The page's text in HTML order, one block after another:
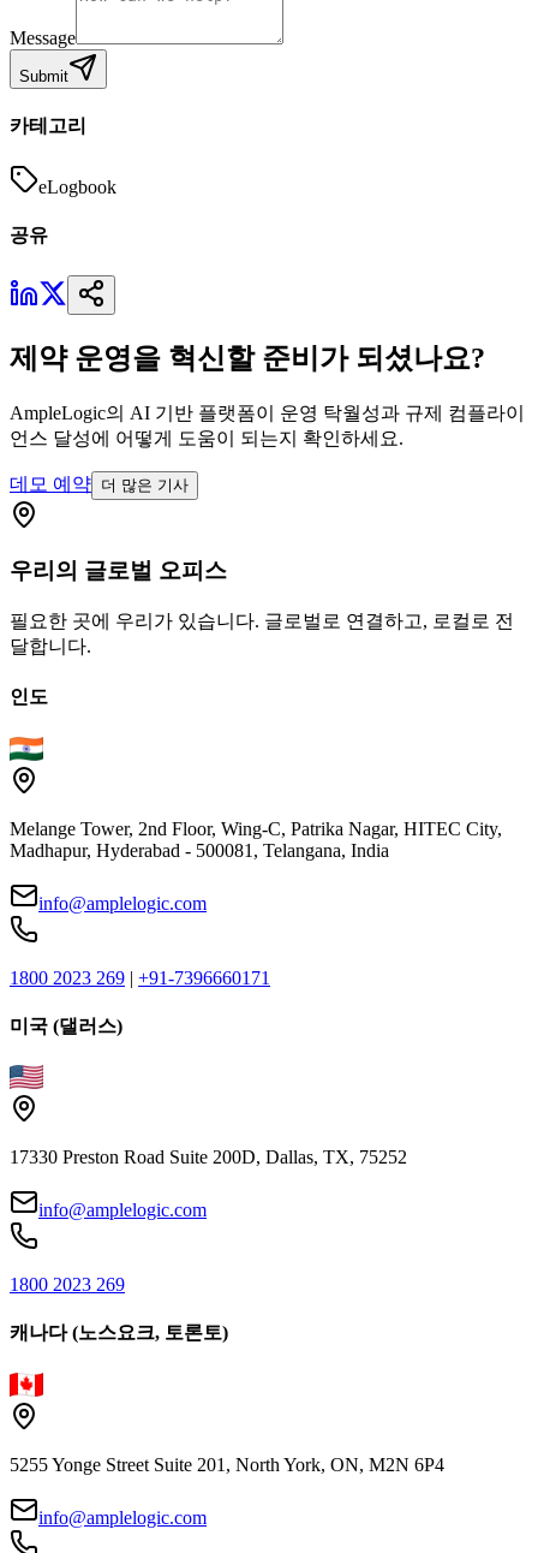
Message
Submit
카테고리
eLogbook
공유
제약 운영을 혁신할 준비가 되셨나요?
AmpleLogic의 AI 기반 플랫폼이 운영 탁월성과 규제 컴플라이
언스 달성에 어떻게 도움이 되는지 확인하세요.
데모 예약 더 많은 기사
우리의 글로벌 오피스
필요한 곳에 우리가 있습니다. 글로벌로 연결하고, 로컬로 전
달합니다.
인도
Melange Tower, 2nd Floor, Wing-C, Patrika Nagar, HITEC City,
Madhapur, Hyderabad - 500081, Telangana, India
info@amplelogic.com
1800 2023 269 | +91-7396660171
미국 (댈러스)
17330 Preston Road Suite 200D, Dallas, TX, 75252
info@amplelogic.com
1800 2023 269
캐나다 (노스요크, 토론토)
5255 Yonge Street Suite 201, North York, ON, M2N 6P4
info@amplelogic.com